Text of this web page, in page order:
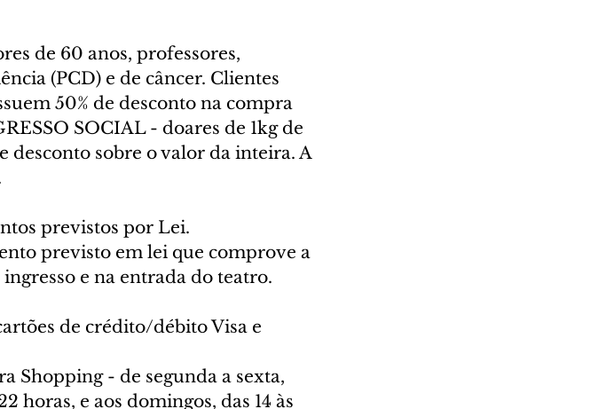
de 60 anos, professores,
(PCD) e de câncer. Clientes
50% de desconto na compra
SOCIAL - doares de 1kg de
desconto sobre o valor da inteira. A
previstos por Lei.
previsto em lei que comprove a
e na entrada do teatro.
de crédito/débito Visa e
Shopping - de segunda a sexta,
horas, e aos domingos, das 14 às